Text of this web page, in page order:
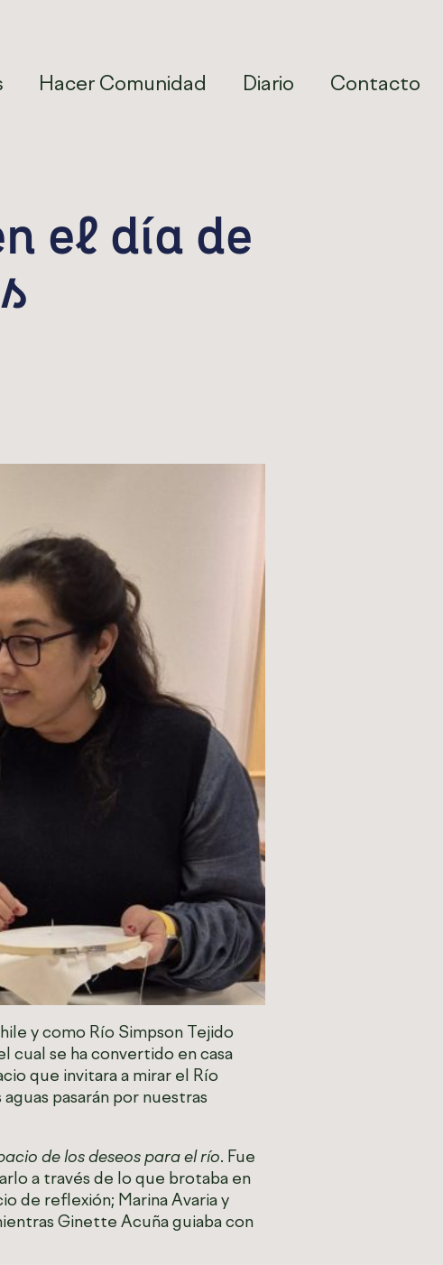
Hacer Comunidad Diario Contacto
el día de
y como Río Simpson Tejido
cual se ha convertido en casa
que invitara a mirar el Río
pasarán por nuestras
de los deseos para el río. Fue
a través de lo que brotaba en
de reflexión; Marina Avaria y
Ginette Acuña guiaba con